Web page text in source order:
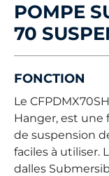
POMPE
70
FONCTION
Le
Hanger, est une
de suspension
faciles à utiliser.
dalles